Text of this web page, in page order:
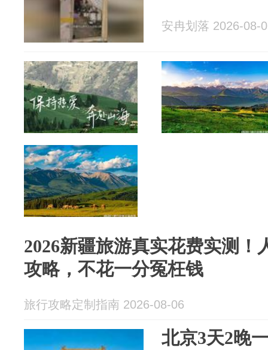
安冉划落 2026-08-
2026新疆旅游真实花费实测！
攻略，不花一分冤枉钱
旅行攻略定制指南 2026-08-06
北京3天2晚